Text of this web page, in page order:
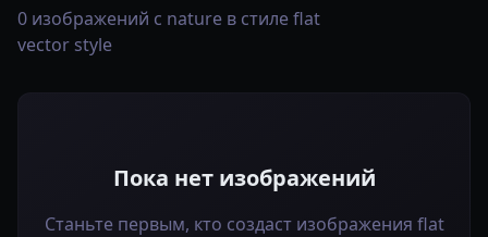
0 изображений с nature в стиле flat
vector style
Пока нет изображений
Станьте первым, кто создаст изображения flat